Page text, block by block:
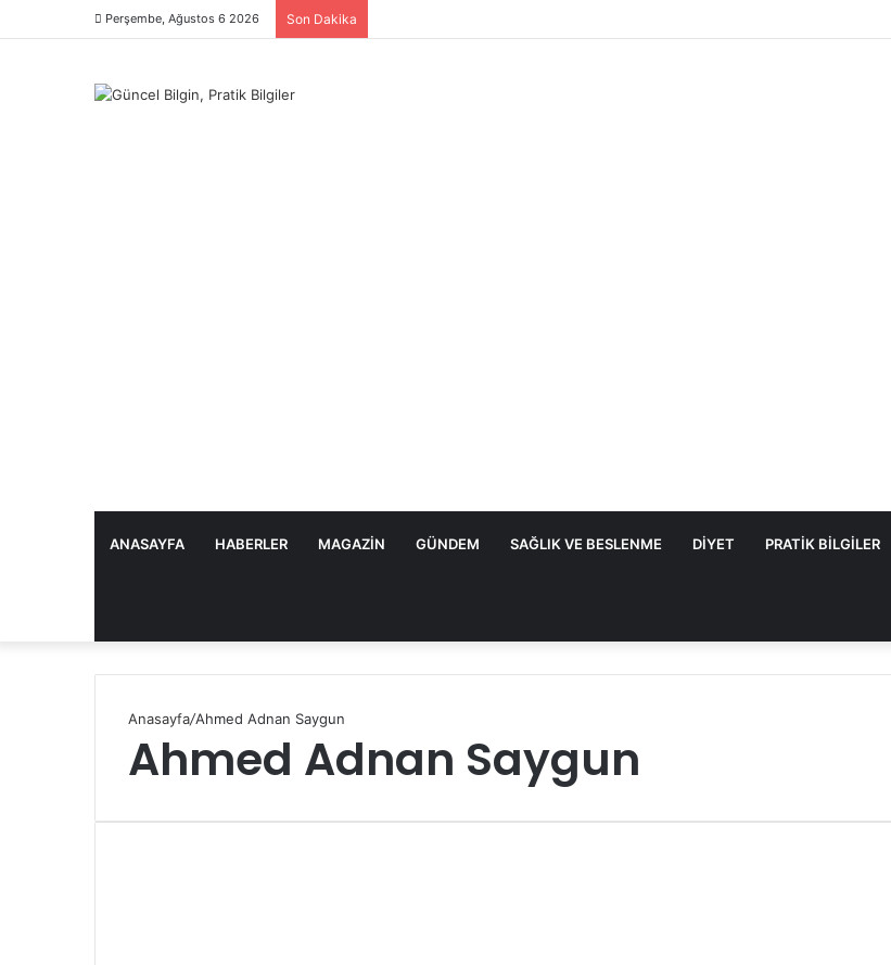
Perşembe, Ağustos 6 2026 Son Dakika
ANASAYFA HABERLER MAGAZIN GÜNDEM SAĞLIK VE BESLENME DIYET PRATIK BILGILER
Anasayfa/Ahmed Adnan Saygun
Ahmed Adnan Saygun